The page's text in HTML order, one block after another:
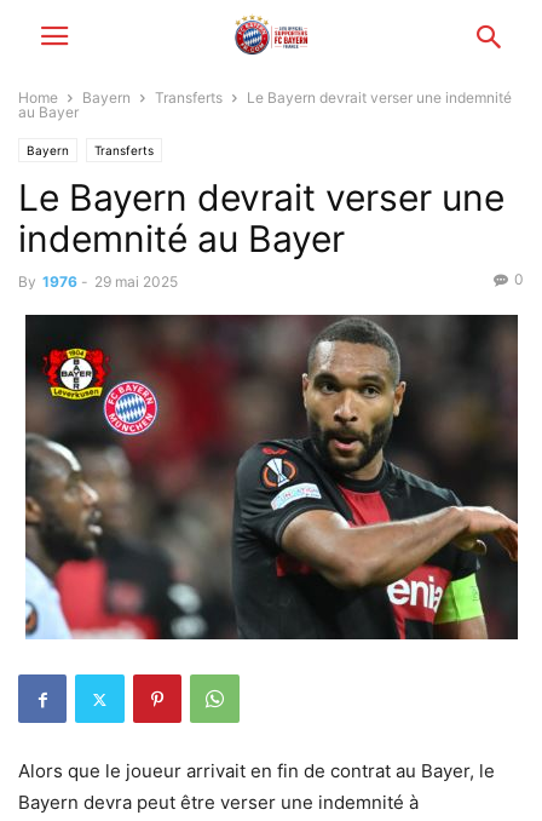
Home Bayern Transferts
Le Bayern devrait verser une indemnité
au Bayer
Bayern Transferts
Le Bayern devrait verser une
indemnité au Bayer
By 1976 - 29 mai 2025 0
Alors que le joueur arrivait en fin de contrat au Bayer, le
Bayern devra peut être verser une indemnité à